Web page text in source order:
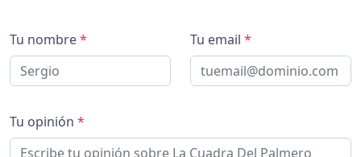
Tu nombre* Tu email *
Tu opinión *